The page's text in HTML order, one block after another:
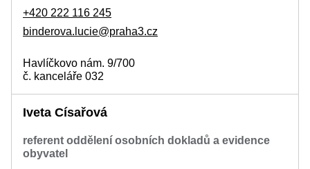
+420 222 116 245
binderova.lucie@praha3.cz
Havlíčkovo nám. 9/700
č. kanceláře 032
Iveta Císařová
referent oddělení osobních dokladů a evidence
obyvatel